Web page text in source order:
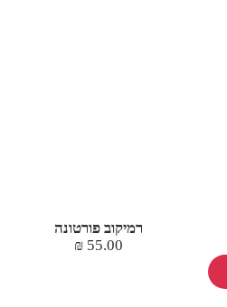
רמיקוב פורטונה
55.00
₪